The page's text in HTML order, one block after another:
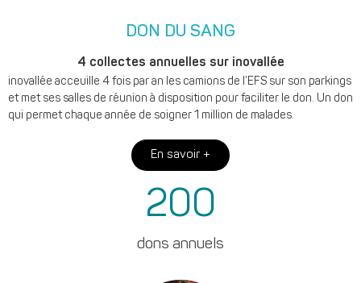
DON DU SANG
4 collectes annuelles sur inovallée
inovallée acceuille 4 fois par an les camions de l’EFS sur son parkings
et met ses salles de réunion à disposition pour faciliter le don. Un don
qui permet chaque année de soigner 1 million de malades.
En savoir +
dons annuels
200